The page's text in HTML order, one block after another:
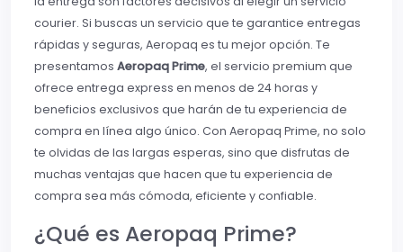
courier. Si buscas un servicio que te garantice entregas
rápidas y seguras, Aeropaq es tu mejor opción. Te
presentamos Aeropaq Prime, el servicio premium que
ofrece entrega express en menos de 24 horas y
beneficios exclusivos que harán de tu experiencia de
compra en línea algo único. Con Aeropaq Prime, no solo
te olvidas de las largas esperas, sino que disfrutas de
muchas ventajas que hacen que tu experiencia de
compra sea más cómoda, eficiente y confiable.
¿Qué es Aeropaq Prime?